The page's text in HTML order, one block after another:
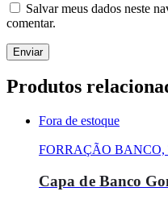
Salvar meus dados neste
comentar.
Produtos
Fora de estoque
FORRAÇÃO BANCO,
Capa de Banco